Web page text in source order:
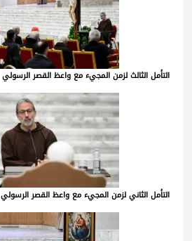
التأمل الثالث لزمن المجيء مع واعظ القصر الرسولي
التأمل الثاني لزمن المجيء مع واعظ القصر الرسولي